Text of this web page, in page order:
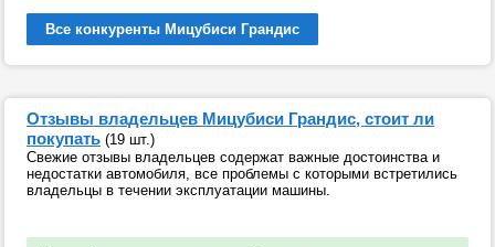
Все конкуренты Мицубиси Грандис
Отзывы владельцев Мицубиси Грандис, стоит ли
покупать (19 шт.)
Свежие отзывы владельцев содержат важные достоинства и
недостатки автомобиля, все проблемы с которыми встретились
владельцы в течении эксплуатации машины.